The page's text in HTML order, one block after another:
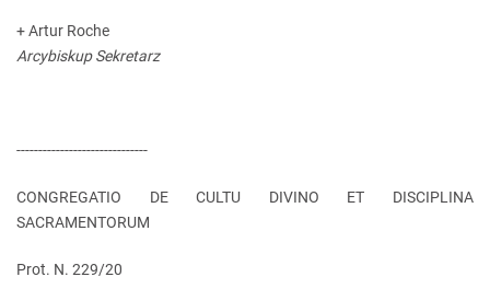
+ Artur Roche
Arcybiskup Sekretarz
------------------------------
CONGREGATIO DE CULTU DIVINO ET DISCIPLINA
SACRAMENTORUM
Prot. N. 229/20